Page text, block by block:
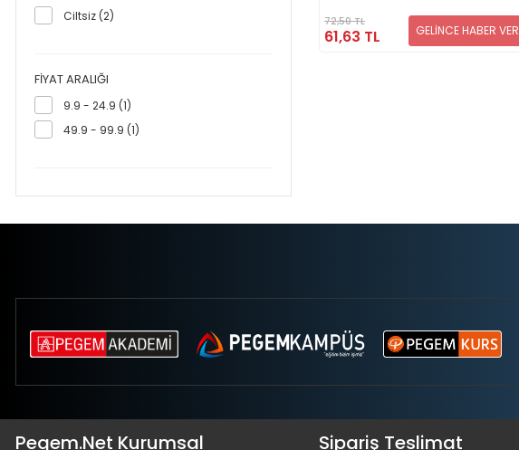
Ciltsiz (2)
FIYAT ARALIĞI
9.9 - 24.9 (1)
49.9 - 99.9 (1)
72,50 TL
61,63 TL GELİNCE HABER VER
Pegem.Net Kurumsal Sipariş Teslimat